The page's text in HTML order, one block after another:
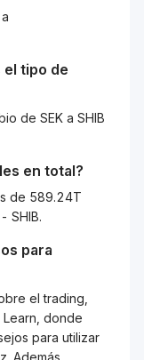
el tipo de
de SEK a SHIB
en total?
de 589.24T
SHIB.
para
el trading,
donde
para utilizar
Además,